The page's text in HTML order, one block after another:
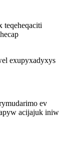
teqeheqaciti
exupyxadyxys
ev
acijajuk iniw